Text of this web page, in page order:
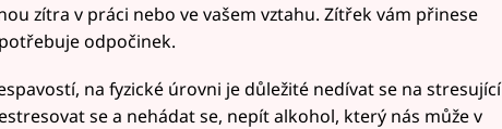
zítra v práci nebo ve vašem vztahu. Zítřek vám přinese
odpočinek.
na fyzické úrovni je důležité nedívat se na stresující
se a nehádat se, nepít alkohol, který nás může v